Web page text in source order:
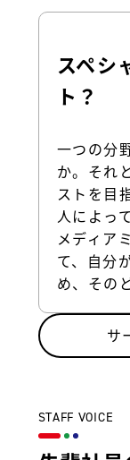
スペシ
ト？
一つの分
か。それ
ストを目
人によっ
メディア
て、自分
め、その
サ
STAFF VOICE